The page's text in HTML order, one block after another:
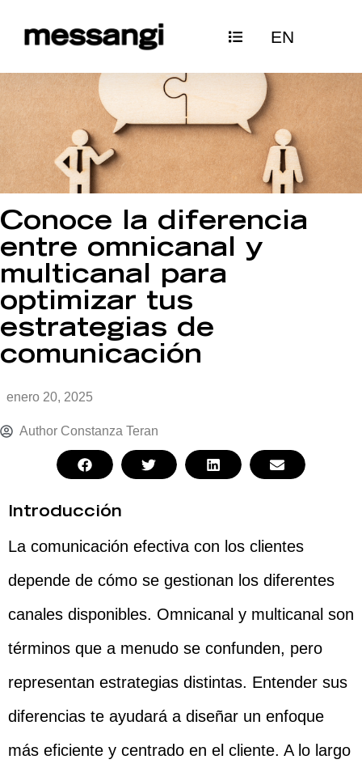
EN
Conoce la diferencia
entre omnicanal y
multicanal para
optimizar tus
estrategias de
comunicación
enero 20, 2025
Author Constanza Teran
Introducción
La comunicación efectiva con los clientes
depende de cómo se gestionan los diferentes
canales disponibles. Omnicanal y multicanal son
términos que a menudo se confunden, pero
representan estrategias distintas. Entender sus
diferencias te ayudará a diseñar un enfoque
más eficiente y centrado en el cliente. A lo largo